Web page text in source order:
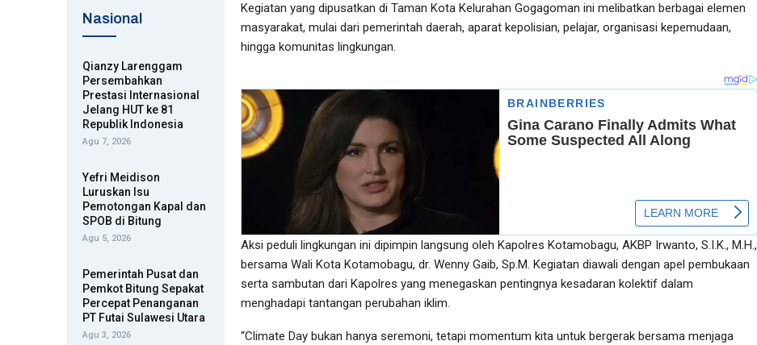
Kegiatan yang dipusatkan di Taman Kota Kelurahan Gogagoman ini melibatkan berbagai elemen
masyarakat, mulai dari pemerintah daerah, aparat kepolisian, pelajar, organisasi kepemudaan,
hingga komunitas lingkungan.
Aksi peduli lingkungan ini dipimpin langsung oleh Kapolres Kotamobagu, AKBP Irwanto, S.I.K., M.H.,
bersama Wali Kota Kotamobagu, dr. Wenny Gaib, Sp.M. Kegiatan diawali dengan apel pembukaan
serta sambutan dari Kapolres yang menegaskan pentingnya kesadaran kolektif dalam
menghadapi tantangan perubahan iklim.
“Climate Day bukan hanya seremoni, tetapi momentum kita untuk bergerak bersama menjaga
Nasional
Qianzy Larenggam
Persembahkan
Prestasi Internasional
Jelang HUT ke 81
Republik Indonesia
Agu 7, 2026
Yefri Meidison
Luruskan Isu
Pemotongan Kapal dan
SPOB di Bitung
Agu 5, 2026
Pemerintah Pusat dan
Pemkot Bitung Sepakat
Percepat Penanganan
PT Futai Sulawesi Utara
Agu 3, 2026